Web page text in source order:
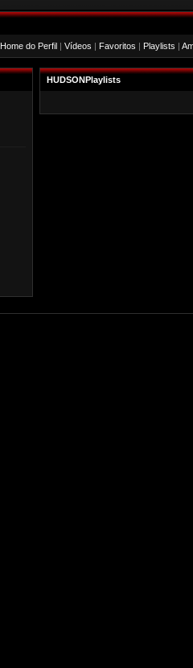
Home do Perfil| Vídeos | Favoritos | Playlists |
HUDSONPlaylists